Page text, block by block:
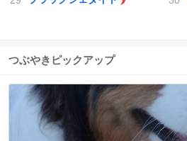
つぶやきピックアップ